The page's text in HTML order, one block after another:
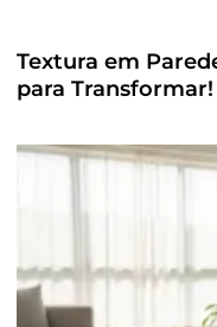
Textura em
para Transformar!